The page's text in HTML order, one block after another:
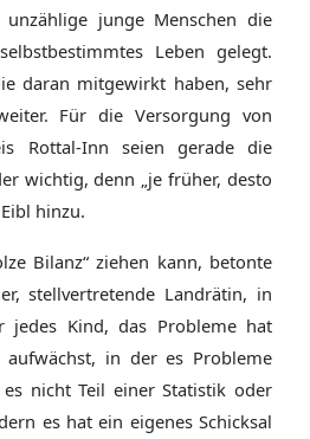
junge Menschen die
Leben gelegt.
daran mitgewirkt haben, sehr
Für die Versorgung von
Rottal-Inn seien gerade die
wichtig, denn „je früher, desto
hinzu.
Bilanz“ ziehen kann, betonte
stellvertretende Landrätin, in
jedes Kind, das Probleme hat
in der es Probleme
nicht Teil einer Statistik oder
es hat ein eigenes Schicksal